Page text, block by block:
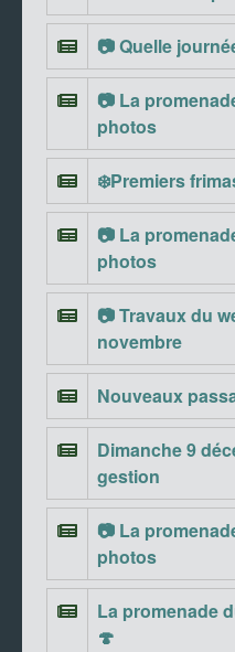
📷 Quelle
📷 La
photos
❄️Premiers
📷 La
photos
📷 Travaux du
novembre
Nouveaux
Dimanche 9
gestion
📷 La
photos
La promenade
🍄